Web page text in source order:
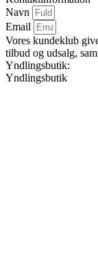
Navn
Email
Vores kundeklub
tilbud og udsalg,
Yndlingsbutik:
Yndlingsbutik